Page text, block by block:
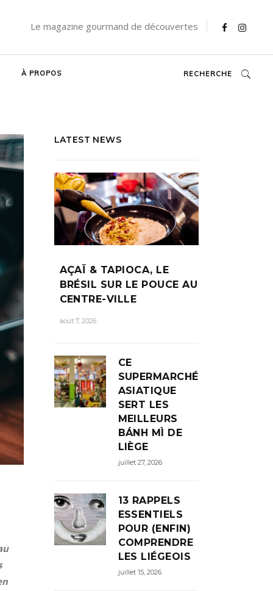
Le magazine gourmand de découvertes
À PROPOS RECHERCHE
LATEST NEWS
AÇAÏ & TAPIOCA, LE
BRÉSIL SUR LE POUCE AU
CENTRE-VILLE
août 7, 2026
CE
SUPERMARCHÉ
ASIATIQUE
SERT LES
MEILLEURS
BÁNH MÌ DE
LIÈGE
juillet 27, 2026
13 RAPPELS
ESSENTIELS
POUR (ENFIN)
COMPRENDRE
LES LIÉGEOIS
juillet 15, 2026